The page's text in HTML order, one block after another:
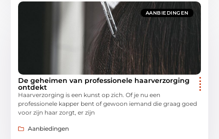
AANBIEDINGEN
De geheimen van professionele haarverzorging
ontdekt
Haarverzorging is een kunst op zich. Of je nu een
professionele kapper bent of gewoon iemand die graag goed
voor zijn haar zorgt, er zijn
Aanbiedingen